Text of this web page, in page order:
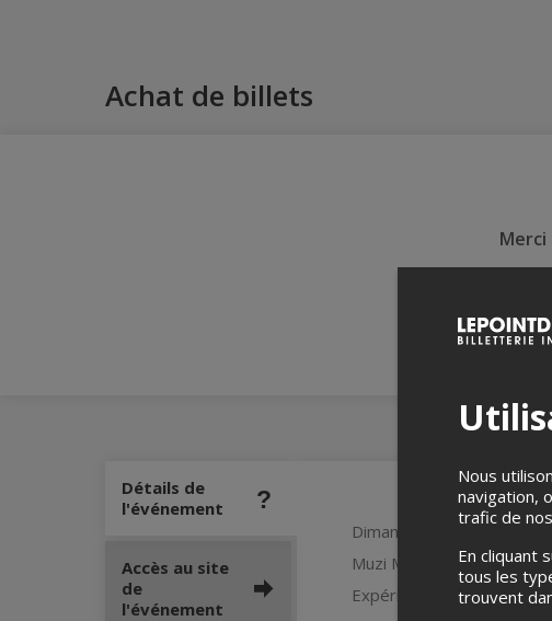
Achat de billets
Détails de
l'événement
Dimanche 16 août – 11h
Muzi Magie Monde
Expérience immersive et
Accès au site
de
l'événement
Nous
navigation,
trafic de
En cliquant
tous les
trouvent